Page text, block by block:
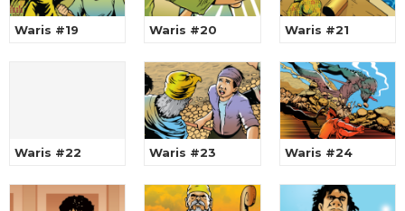
Waris #19 Waris #20 Waris #21
Waris #22 Waris #23 Waris #24